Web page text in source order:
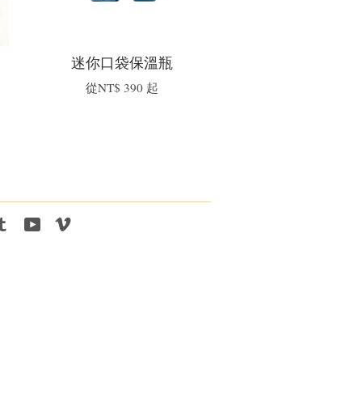
迷你口袋保溫瓶
從NT$ 390 起
Tumblr YouTube